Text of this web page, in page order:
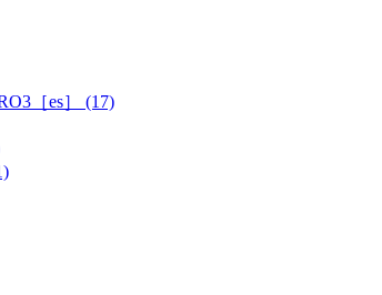
［es］ (17)